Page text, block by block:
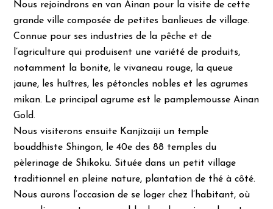
Nous rejoindrons en van Ainan pour la visite de cette
grande ville composée de petites banlieues de village.
Connue pour ses industries de la pêche et de
l’agriculture qui produisent une variété de produits,
notamment la bonite, le vivaneau rouge, la queue
jaune, les huîtres, les pétoncles nobles et les agrumes
mikan. Le principal agrume est le pamplemousse Ainan
Gold.
Nous visiterons ensuite Kanjizaiji un temple
bouddhiste Shingon, le 40e des 88 temples du
pèlerinage de Shikoku. Située dans un petit village
traditionnel en pleine nature, plantation de thé à côté.
Nous aurons l’occasion de se loger chez l’habitant, où